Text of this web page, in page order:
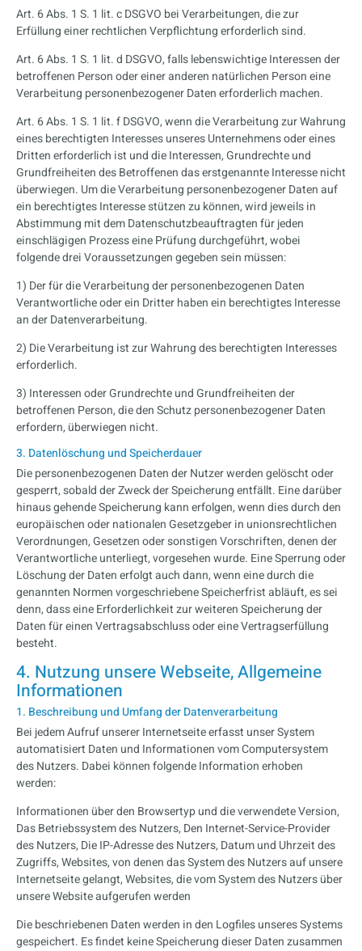
Art. 6 Abs. 1 S. 1 lit. c DSGVO bei Verarbeitungen, die zur
Erfüllung einer rechtlichen Verpflichtung erforderlich sind.
Art. 6 Abs. 1 S. 1 lit. d DSGVO, falls lebenswichtige Interessen der
betroffenen Person oder einer anderen natürlichen Person eine
Verarbeitung personenbezogener Daten erforderlich machen.
Art. 6 Abs. 1 S. 1 lit. f DSGVO, wenn die Verarbeitung zur Wahrung
eines berechtigten Interesses unseres Unternehmens oder eines
Dritten erforderlich ist und die Interessen, Grundrechte und
Grundfreiheiten des Betroffenen das erstgenannte Interesse nicht
überwiegen. Um die Verarbeitung personenbezogener Daten auf
ein berechtigtes Interesse stützen zu können, wird jeweils in
Abstimmung mit dem Datenschutzbeauftragten für jeden
einschlägigen Prozess eine Prüfung durchgeführt, wobei
folgende drei Voraussetzungen gegeben sein müssen:
1) Der für die Verarbeitung der personenbezogenen Daten
Verantwortliche oder ein Dritter haben ein berechtigtes Interesse
an der Datenverarbeitung.
2) Die Verarbeitung ist zur Wahrung des berechtigten Interesses
erforderlich.
3) Interessen oder Grundrechte und Grundfreiheiten der
betroffenen Person, die den Schutz personenbezogener Daten
erfordern, überwiegen nicht.
3. Datenlöschung und Speicherdauer
Die personenbezogenen Daten der Nutzer werden gelöscht oder
gesperrt, sobald der Zweck der Speicherung entfällt. Eine darüber
hinaus gehende Speicherung kann erfolgen, wenn dies durch den
europäischen oder nationalen Gesetzgeber in unionsrechtlichen
Verordnungen, Gesetzen oder sonstigen Vorschriften, denen der
Verantwortliche unterliegt, vorgesehen wurde. Eine Sperrung oder
Löschung der Daten erfolgt auch dann, wenn eine durch die
genannten Normen vorgeschriebene Speicherfrist abläuft, es sei
denn, dass eine Erforderlichkeit zur weiteren Speicherung der
Daten für einen Vertragsabschluss oder eine Vertragserfüllung
besteht.
4. Nutzung unsere Webseite, Allgemeine
Informationen
1. Beschreibung und Umfang der Datenverarbeitung
Bei jedem Aufruf unserer Internetseite erfasst unser System
automatisiert Daten und Informationen vom Computersystem
des Nutzers. Dabei können folgende Information erhoben
werden:
Informationen über den Browsertyp und die verwendete Version,
Das Betriebssystem des Nutzers, Den Internet-Service-Provider
des Nutzers, Die IP-Adresse des Nutzers, Datum und Uhrzeit des
Zugriffs, Websites, von denen das System des Nutzers auf unsere
Internetseite gelangt, Websites, die vom System des Nutzers über
unsere Website aufgerufen werden
Die beschriebenen Daten werden in den Logfiles unseres Systems
gespeichert. Es findet keine Speicherung dieser Daten zusammen